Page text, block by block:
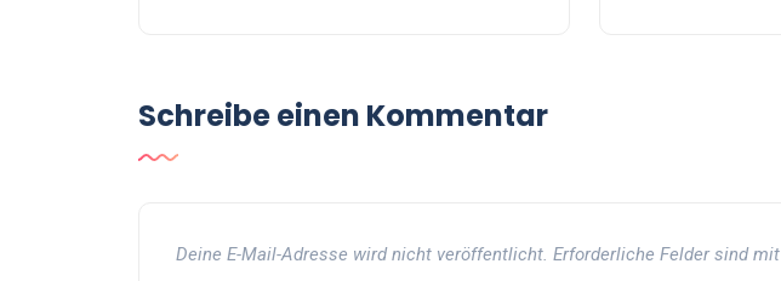
Schreibe einen Kommentar
Deine E-Mail-Adresse wird nicht veröffentlicht. Erforderliche Felder sind mit